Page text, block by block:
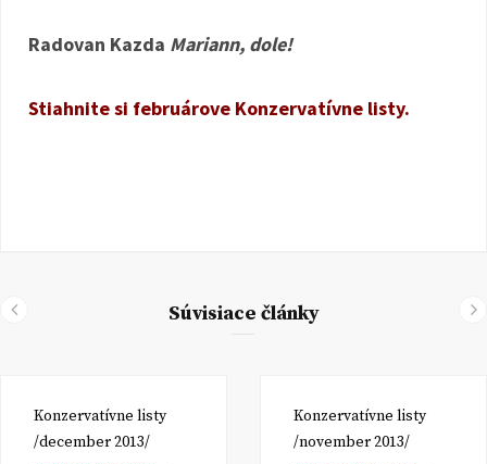
Radovan Kazda Mariann, dole!
Stiahnite si februárove Konzervatívne listy.
Súvisiace články
Konzervatívne listy
/december 2013/
Konzervatívne listy
/november 2013/